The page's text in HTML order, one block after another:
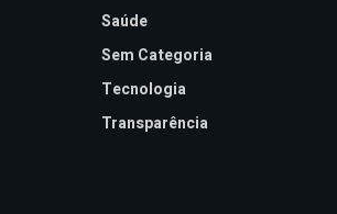
Saúde
Sem Categoria
Tecnologia
Transparência